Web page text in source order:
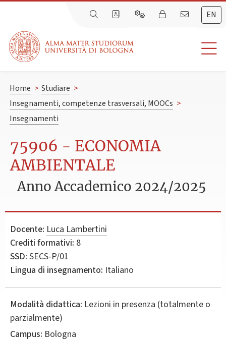
EN
Home > Studiare >
Insegnamenti, competenze trasversali, MOOCs >
Insegnamenti
75906 - ECONOMIA
AMBIENTALE
Anno Accademico 2024/2025
Docente: Luca Lambertini
Crediti formativi: 8
SSD: SECS-P/01
Lingua di insegnamento: Italiano
Modalità didattica: Lezioni in presenza (totalmente o
parzialmente)
Campus: Bologna